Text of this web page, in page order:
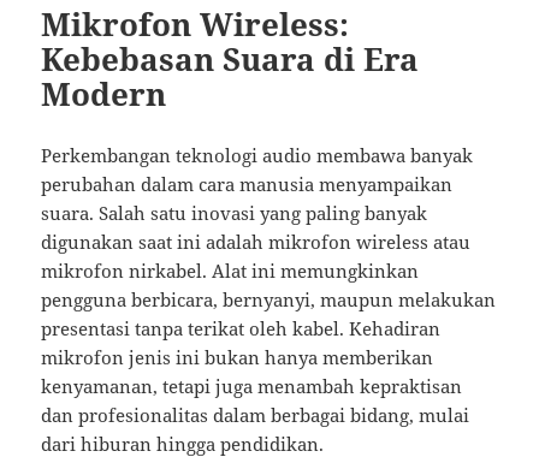
Mikrofon Wireless:
Kebebasan Suara di Era
Modern
Perkembangan teknologi audio membawa banyak
perubahan dalam cara manusia menyampaikan
suara. Salah satu inovasi yang paling banyak
digunakan saat ini adalah mikrofon wireless atau
mikrofon nirkabel. Alat ini memungkinkan
pengguna berbicara, bernyanyi, maupun melakukan
presentasi tanpa terikat oleh kabel. Kehadiran
mikrofon jenis ini bukan hanya memberikan
kenyamanan, tetapi juga menambah kepraktisan
dan profesionalitas dalam berbagai bidang, mulai
dari hiburan hingga pendidikan.